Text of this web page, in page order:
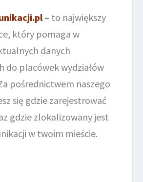
– to największy
który pomaga w
danych
do placówek wydziałów
pośrednictwem naszego
się gdzie zarejestrować
gdzie zlokalizowany jest
w twoim mieście.